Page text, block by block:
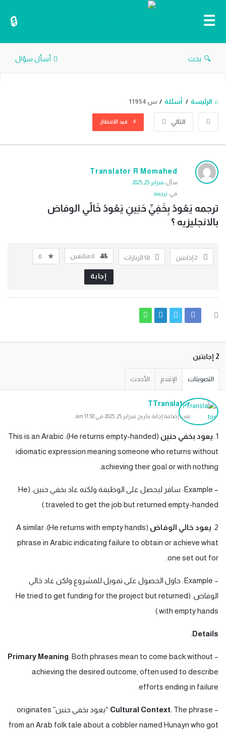
دليل
بحث أسأل سؤال
الرئيسة / أسئلة / س 11954
التالي قيد الانتظار
دليل
الترجمة
أسئلة
Translator R Momahed
سأل: فبراير 25, 2025
في: ترجمة
ترجمه يَعُودُ بِخَفِيِّ حَنِينِ يَعُودُ خَالُي الوفاض
بالانجليزيه ؟
‫2 إجابتين 58 الزيارات 0 متابعين 0
إجابة
‫2 إجابتين
التصويتات الإقدم الأحدث
TTranslator
تمت إضافة إجابة بتاريخ فبراير 25, 2025 في 11:58 am
1. يعود بخفي حنين
(He returns empty-handed): This is an Arabic
idiomatic expression meaning someone who returns without
achieving their goal or with nothing.
– Example: سافر ليحصل على الوظيفة ولكنه عاد بخفي حنين. (He
traveled to get the job but returned empty-handed.)
2. يعود خالي الوفاض
(He returns with empty hands): A similar
phrase in Arabic indicating failure to obtain or achieve what
one set out for.
– Example: حاول الحصول على تمويل للمشروع ولكن عاد خالي
الوفاض. (He tried to get funding for the project but returned
with empty hands.)
Details
:
–
Primary Meaning : Both phrases mean to come back without
achieving the desired outcome, often used to describe
efforts ending in failure.
–
Cultural Context
: The phrase “يعود بخفي حنين” originates
from an Arab folk tale about a cobbler named Hunayn who got